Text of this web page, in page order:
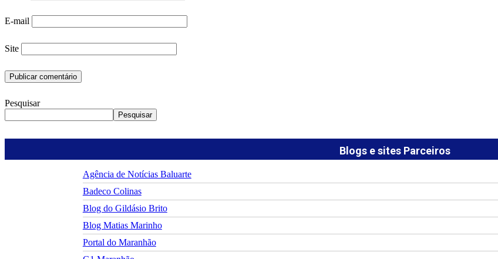
E-mail
Site
Pesquisar
Pesquisar
Blogs e sites Parceiros
Agência de Notícias Baluarte
Badeco Colinas
Blog do Gildásio Brito
Blog Matias Marinho
Portal do Maranhão